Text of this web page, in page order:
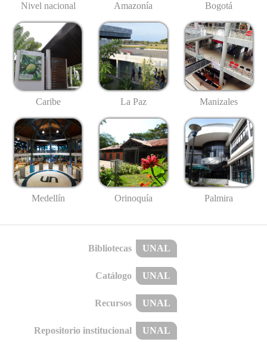
Nivel nacional Amazonía Bogotá
Caribe La Paz Manizales
Medellín Orinoquía Palmira
Bibliotecas UNAL
Catálogo UNAL
Recursos UNAL
Repositorio institucional UNAL